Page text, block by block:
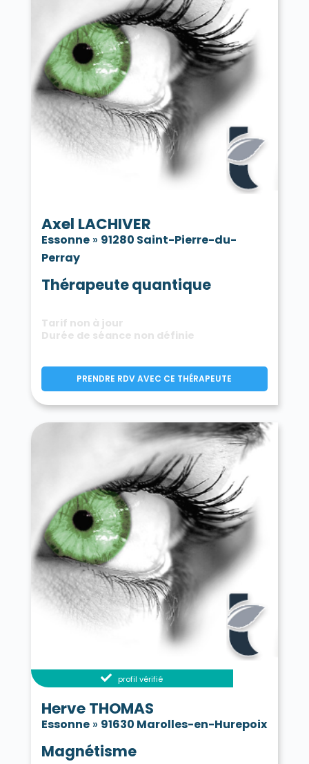
Axel LACHIVER
Essonne» 91280 Saint-Pierre-du-
Perray
Thérapeute quantique
Tarif non à jour
Durée de séance non définie
PRENDRE RDV AVEC CE THÉRAPEUTE
profil vérifié
Herve THOMAS
Essonne» 91630 Marolles-en-Hurepoix
Magnétisme